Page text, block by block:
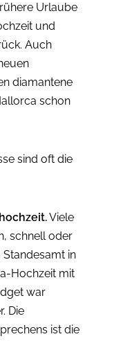
Urlaube
und
Auch
diamantene
schon
sind oft die
Viele
schnell oder
in
Hochzeit mit
war
Die
ist die